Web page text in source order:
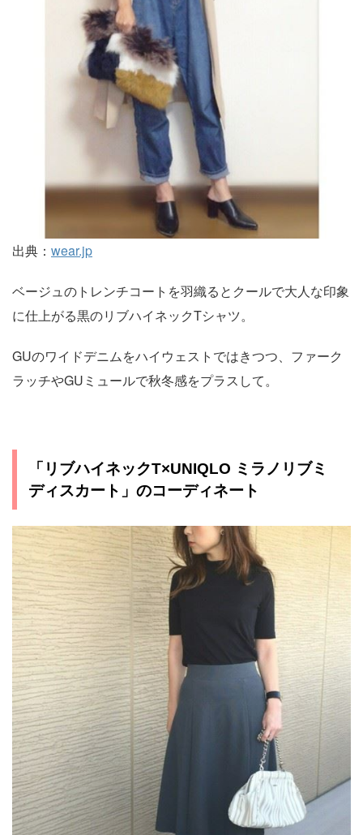
出典： wear.jp
ベージュのトレンチコートを羽織るとクールで大人な印象
に仕上がる黒のリブハイネックTシャツ。
GUのワイドデニムをハイウェストではきつつ、ファーク
ラッチやGUミュールで秋冬感をプラスして。
「リブハイネックT×UNIQLO ミラノリブミ
ディスカート」のコーディネート